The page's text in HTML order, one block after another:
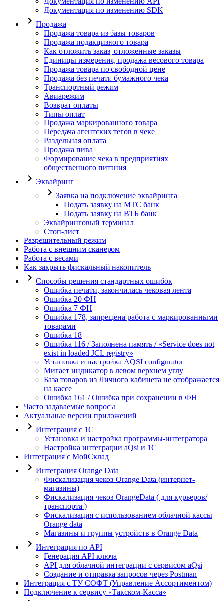
Документация по изменению SDK
Продажа
Продажа товара из базы товаров
Продажа подакцизного товара
Как отложить заказ, отложенные заказы
Единицы измерения, продажа весового товара
Продажа товара по свободной цене
Продажа без печати бумажного чека
Транспортный режим
Авиарежим
Возврат оплаты
Типы оплат
Продажа маркированного товара
Передача агентских тегов в чеке
Раздельная оплата
Продажа пива
Формирование чека в предприятиях
общественного питания
Эквайринг
Заявка на подключение эквайринга
Подать заявку на МТС банк
Подать заявку на ВТБ банк
Эквайринговый терминал
Стоп-лист
Разрешительный режим
Работа с внешним сканером
Работа с весами
Как закрыть фискальный накопитель
Способы решения стандартных ошибок
Ошибка печати, закончилась чековая лента
Ошибка 20 ФН
Ошибка 7 ФН
Ошибка 178, запрещена работа с маркированными
товарами
Ошибка 18
Ошибка 116 / Заполнена память / «Service does not
exist in loaded JCL registry»
Установка и настройка AQSI configurator
Мигает индикатор в левом верхнем углу
База товаров из Личного кабинета не отображается
на кассе
Ошибка 161 / Ошибка при сохранении в ФН
Часто задаваемые вопросы
Актуальные версии приложений
Интеграция с 1С
Установка и настройка программы-интегратора
Настройка интеграции aQsi и 1С
Интеграция с МойСклад
Интеграция Orange Data
Фискализация чеков Orange Data (интернет-
магазины)
Фискализация чеков OrangeData ( для курьеров/
транспорта )
Фискализация с использованием облачной кассы
Orange data
Магазины и группы устройств в Orange Data
Интеграция по API
Генерация API ключа
API для облачной интеграции с сервисом aQsi
Создание и отправка запросов через Postman
Интеграция с ТУ СОФТ (Управление Ассортиментом)
Подключение к сервису «Такском-Касса»